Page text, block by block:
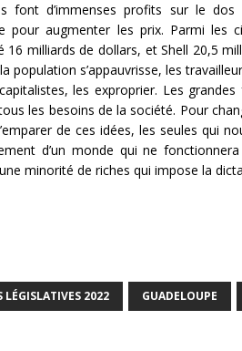
font d’immenses profits sur le dos
pour augmenter les prix. Parmi les
16 milliards de dollars, et Shell 20,5
population s’appauvrisse, les
les exproprier. Les
les besoins de la société. Pour
de ces idées, les seules qui
d’un monde qui ne
minorité de riches qui impose la
LÉGISLATIVES 2022 GUADELOUPE